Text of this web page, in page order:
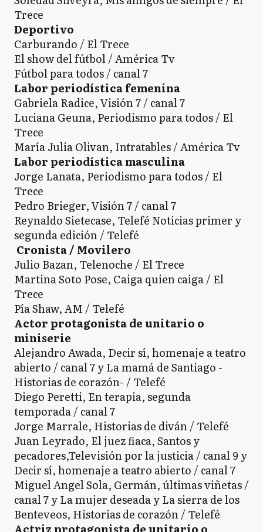
Trece
Deportivo
Carburando / El Trece
El show del fútbol / América Tv
Fútbol para todos / canal 7
Labor periodística femenina
Gabriela Radice, Visión 7 / canal 7
Luciana Geuna, Periodismo para todos / El
Trece
María Julia Olivan, Intratables / América Tv
Labor periodística masculina
Jorge Lanata, Periodismo para todos / El
Trece
Pedro Brieger, Visión 7 / canal 7
Reynaldo Sietecase, Telefé Noticias primer y
segunda edición / Telefé
Cronista / Movilero
Julio Bazan, Telenoche / El Trece
Martina Soto Pose, Caiga quien caiga / El
Trece
Pía Shaw, AM / Telefé
Actor protagonista de unitario o
miniserie
Alejandro Awada, Decir sí, homenaje a teatro
abierto / canal 7 y La mamá de Santiago -
Historias de corazón- / Telefé
Diego Peretti, En terapia, segunda
temporada / canal 7
Jorge Marrale, Historias de diván / Telefé
Juan Leyrado, El juez fiaca, Santos y
pecadores,Televisión por la justicia / canal 9 y
Decir sí, homenaje a teatro abierto / canal 7
Miguel Angel Sola, Germán, últimas viñetas /
canal 7 y La mujer deseada y La sierra de los
Benteveos, Historias de corazón / Telefé
Actriz protagonista de unitario o